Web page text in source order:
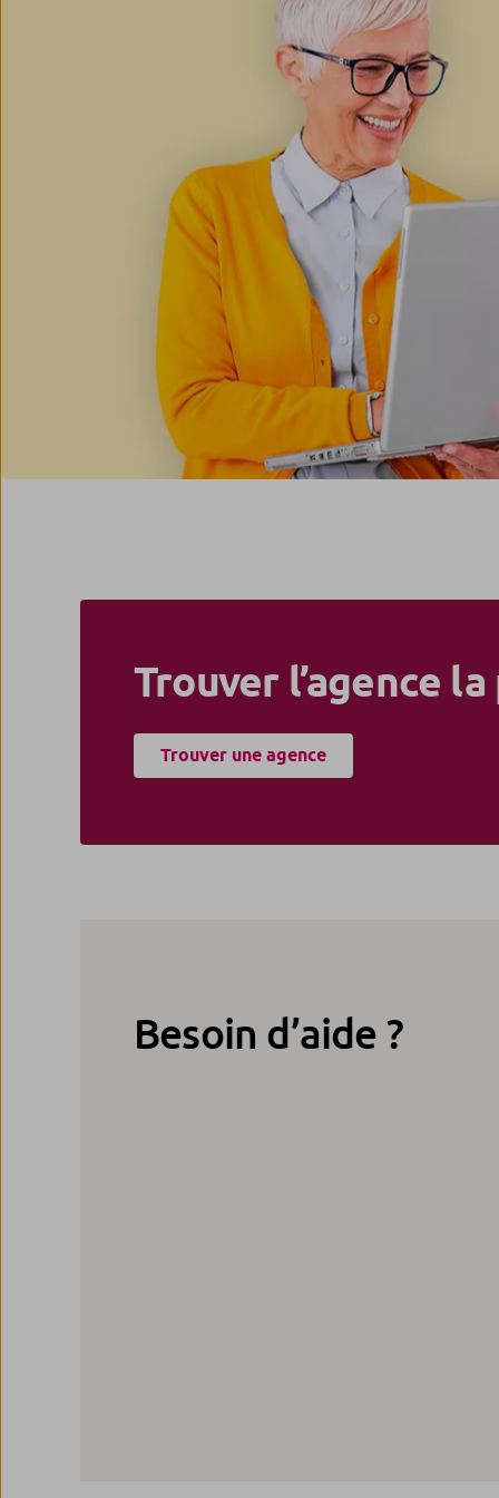
Trouver l’agence
Trouver une agence
Besoin d’aide ?